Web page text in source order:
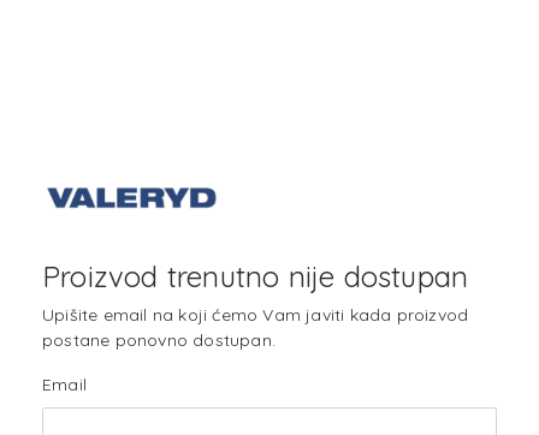
Proizvod trenutno nije dostupan
Upišite email na koji ćemo Vam javiti kada proizvod
postane ponovno dostupan.
Email